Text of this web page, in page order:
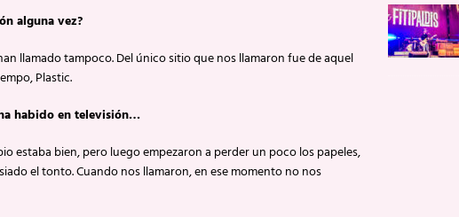
alguna vez?
llamado tampoco. Del único sitio que nos llamaron fue de aquel
Plastic.
habido en televisión…
estaba bien, pero luego empezaron a perder un poco los papeles,
el tonto. Cuando nos llamaron, en ese momento no nos